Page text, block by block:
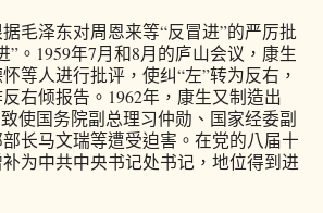
泽东对周恩来等“反冒进”的严厉批
”。1959年7月和8月的庐山会议，康生
等人进行批评，使纠“左”转为反右，
右倾报告。1962年，康生又制造出
使国务院副总理习仲勋、国家经委副
长马文瑞等遭受迫害。在党的八届十
为中共中央书记处书记，地位得到进